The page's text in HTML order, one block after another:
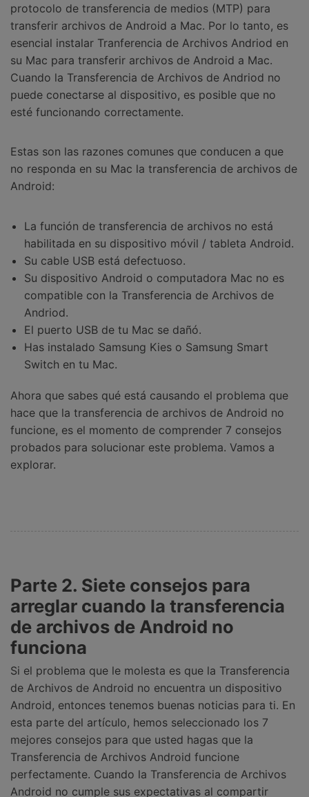
protocolo de transferencia de medios (MTP) para
transferir archivos de Android a Mac. Por lo tanto, es
esencial instalar Tranferencia de Archivos Andriod en
su Mac para transferir archivos de Android a Mac.
Cuando la Transferencia de Archivos de Andriod no
puede conectarse al dispositivo, es posible que no
esté funcionando correctamente.
Estas son las razones comunes que conducen a que
no responda en su Mac la transferencia de archivos de
Android:
La función de transferencia de archivos no está
habilitada en su dispositivo móvil / tableta Android.
Su cable USB está defectuoso.
Su dispositivo Android o computadora Mac no es
compatible con la Transferencia de Archivos de
Andriod.
El puerto USB de tu Mac se dañó.
Has instalado Samsung Kies o Samsung Smart
Switch en tu Mac.
Ahora que sabes qué está causando el problema que
hace que la transferencia de archivos de Android no
funcione, es el momento de comprender 7 consejos
probados para solucionar este problema. Vamos a
explorar.
Parte 2. Siete consejos para
arreglar cuando la transferencia
de archivos de Android no
funciona
Si el problema que le molesta es que la Transferencia
de Archivos de Android no encuentra un dispositivo
Android, entonces tenemos buenas noticias para ti. En
esta parte del artículo, hemos seleccionado los 7
mejores consejos para que usted hagas que la
Transferencia de Archivos Android funcione
perfectamente. Cuando la Transferencia de Archivos
Android no cumple sus expectativas al compartir